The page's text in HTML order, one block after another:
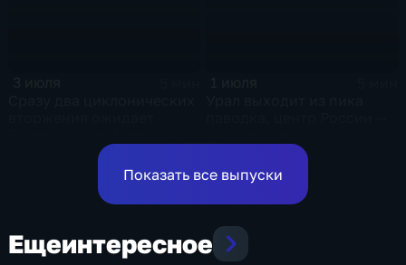
оставшиеся дни недели
Показать все выпуски
Ещеинтересное